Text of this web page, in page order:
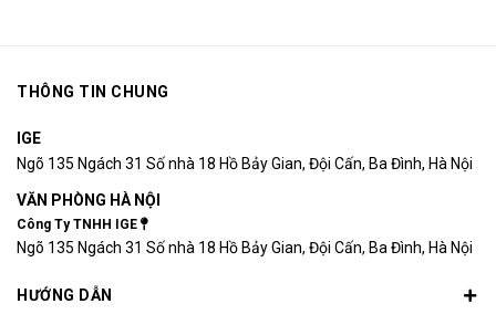
THÔNG TIN CHUNG
IGE
Ngõ 135 Ngách 31 Số nhà 18 Hồ Bảy Gian, Đội Cấn, Ba Đình, Hà Nội
VĂN PHÒNG HÀ NỘI
Công Ty TNHH IGE
Ngõ 135 Ngách 31 Số nhà 18 Hồ Bảy Gian, Đội Cấn, Ba Đình, Hà Nội
HƯỚNG DẪN